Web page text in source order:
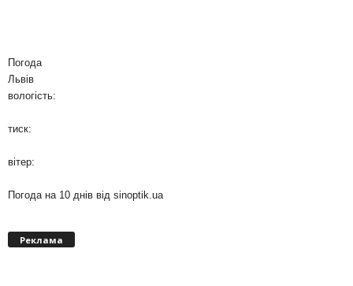
Погода
Львів
вологість:
тиск:
вітер:
Погода на 10 днів від sinoptik.ua
Реклама